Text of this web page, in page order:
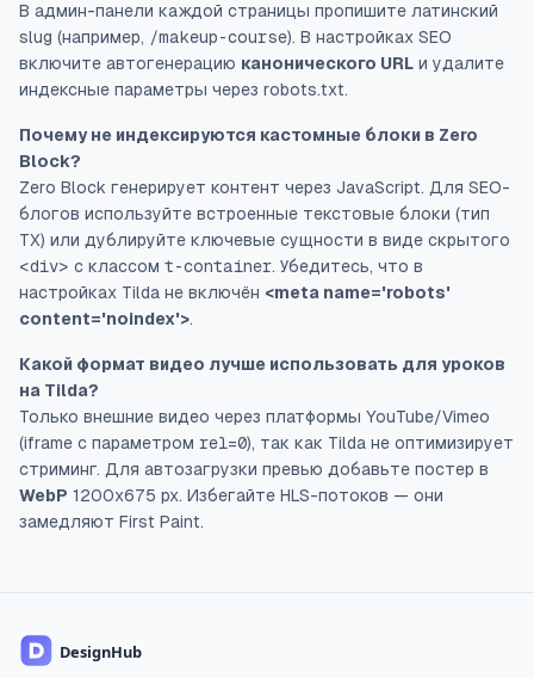
В админ-панели каждой страницы пропишите латинский
slug (например, /makeup-course). В настройках SEO
включите автогенерацию канонического URL и удалите
индексные параметры через robots.txt.
Почему не индексируются кастомные блоки в Zero
Block?
Zero Block генерирует контент через JavaScript. Для SEO-
блогов используйте встроенные текстовые блоки (тип
TX) или дублируйте ключевые сущности в виде скрытого
<div> с классом t-container. Убедитесь, что в
настройках Tilda не включён <meta name='robots'
content='noindex'>.
Какой формат видео лучше использовать для уроков
на Tilda?
Только внешние видео через платформы YouTube/Vimeo
(iframe с параметром rel=0), так как Tilda не оптимизирует
стриминг. Для автозагрузки превью добавьте постер в
WebP 1200x675 px. Избегайте HLS-потоков — они
замедляют First Paint.